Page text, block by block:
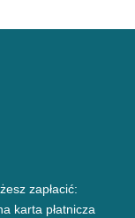
zapłacić:
karta płatnicza